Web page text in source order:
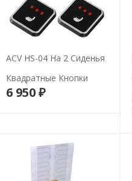
ACV HS-04 На 2 Сиденья
Квадратные Кнопки
6 950 ₽В корзину